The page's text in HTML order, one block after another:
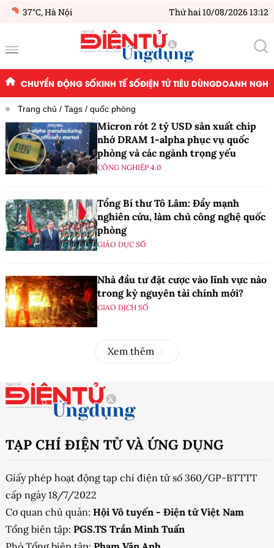
37°C,Hà Nội Thứ hai 10/08/2026 13:12
CHUYỂN ĐỘNG SỐKINH TẾ SỐĐIỆN TỬ TIÊU DÙNGDOANH
Trang chủ Tags quốc phòng
Micron rót 2 tỷ USD sản xuất chip
nhớ DRAM 1-alpha phục vụ quốc
phòng và các ngành trọng yếu
CÔNG NGHIỆP 4.0
Tổng Bí thư Tô Lâm: Đẩy mạnh
nghiên cứu, làm chủ công nghệ quốc
phòng
GIÁO DỤC SỐ
Nhà đầu tư đặt cược vào lĩnh vực nào
trong kỷ nguyên tài chính mới?
GIAO DỊCH SỐ
Xem thêm
TẠP CHÍ ĐIỆN TỬ VÀ ỨNG DỤNG
Giấy phép hoạt động tạp chí điện tử số 360/GP-BTTTT
cấp ngày 18/7/2022
Cơ quan chủ quản: Hội Vô tuyến - Điện tử Việt Nam
Tổng biên tập: PGS.TS Trần Minh Tuấn